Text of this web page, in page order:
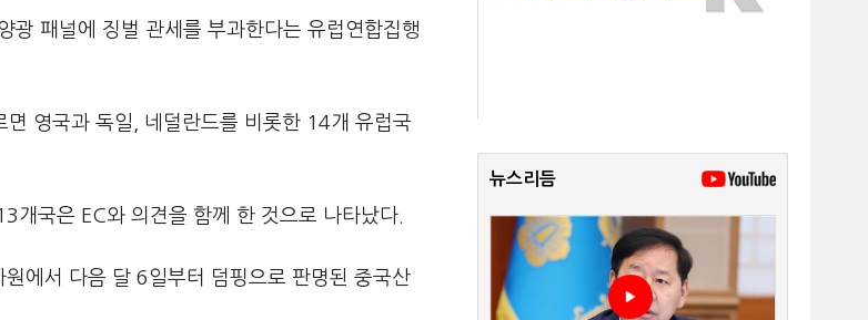
광 패널에 징벌 관세를 부과한다는 유럽연합집행
영국과 독일, 네덜란드를 비롯한 14개 유럽국
개국은 EC와 의견을 함께 한 것으로 나타났다.
에서 다음 달 6일부터 덤핑으로 판명된 중국산
뉴스리듬